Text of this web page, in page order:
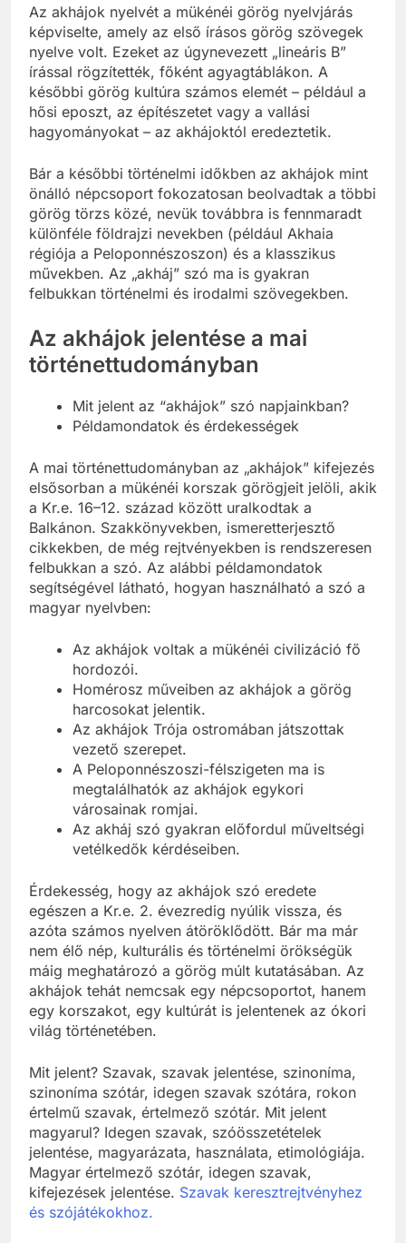
Az akhájok nyelvét a mükénéi görög nyelvjárás
képviselte, amely az első írásos görög szövegek
nyelve volt. Ezeket az úgynevezett „lineáris B”
írással rögzítették, főként agyagtáblákon. A
későbbi görög kultúra számos elemét – például a
hősi eposzt, az építészetet vagy a vallási
hagyományokat – az akhájoktól eredeztetik.
Bár a későbbi történelmi időkben az akhájok mint
önálló népcsoport fokozatosan beolvadtak a többi
görög törzs közé, nevük továbbra is fennmaradt
különféle földrajzi nevekben (például Akhaia
régiója a Peloponnészoszon) és a klasszikus
művekben. Az „akháj” szó ma is gyakran
felbukkan történelmi és irodalmi szövegekben.
Az akhájok jelentése a mai
történettudományban
Mit jelent az “akhájok” szó napjainkban?
Példamondatok és érdekességek
A mai történettudományban az „akhájok” kifejezés
elsősorban a mükénéi korszak görögjeit jelöli, akik
a Kr.e. 16–12. század között uralkodtak a
Balkánon. Szakkönyvekben, ismeretterjesztő
cikkekben, de még rejtvényekben is rendszeresen
felbukkan a szó. Az alábbi példamondatok
segítségével látható, hogyan használható a szó a
magyar nyelvben:
Az akhájok voltak a mükénéi civilizáció fő
hordozói.
Homérosz műveiben az akhájok a görög
harcosokat jelentik.
Az akhájok Trója ostromában játszottak
vezető szerepet.
A Peloponnészoszi-félszigeten ma is
megtalálhatók az akhájok egykori
városainak romjai.
Az akháj szó gyakran előfordul műveltségi
vetélkedők kérdéseiben.
Érdekesség, hogy az akhájok szó eredete
egészen a Kr.e. 2. évezredig nyúlik vissza, és
azóta számos nyelven átöröklődött. Bár ma már
nem élő nép, kulturális és történelmi örökségük
máig meghatározó a görög múlt kutatásában. Az
akhájok tehát nemcsak egy népcsoportot, hanem
egy korszakot, egy kultúrát is jelentenek az ókori
világ történetében.
Mit jelent? Szavak, szavak jelentése, szinoníma,
szinoníma szótár, idegen szavak szótára, rokon
értelmű szavak, értelmező szótár. Mit jelent
magyarul? Idegen szavak, szóösszetételek
jelentése, magyarázata, használata, etimológiája.
Magyar értelmező szótár, idegen szavak,
kifejezések jelentése. Szavak keresztrejtvényhez
és szójátékokhoz.